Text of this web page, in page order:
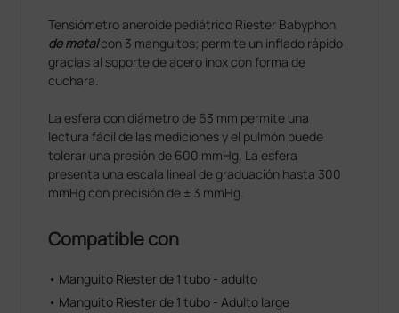
Tensiómetro aneroide pediátrico Riester Babyphon
demetalcon 3 manguitos; permite un inflado rápido
gracias al soporte de acero inox con forma de
cuchara.
La esfera con diámetro de 63 mm permite una
lectura fácil de las mediciones y el pulmón puede
tolerar una presión de 600 mmHg. La esfera
presenta una escala lineal de graduación hasta 300
mmHg con precisión de ± 3 mmHg.
Compatible con
• Manguito Riester de 1 tubo - adulto
• Manguito Riester de 1 tubo - Adulto large